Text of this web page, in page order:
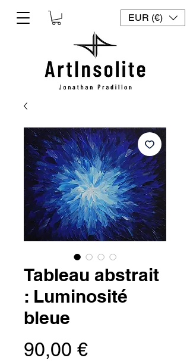
EUR (€)
Tableau abstrait
: Luminosité
bleue
90,00 €Prezzo